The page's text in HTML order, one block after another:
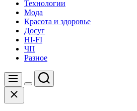
Технологии
Мода
Красота и здоровье
Досуг
HI-FI
ЧП
Разное
Меню
Цвет
Поиск
Закрыть